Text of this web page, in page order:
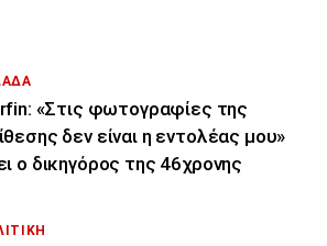
«Στις φωτογραφίες της
δεν είναι η εντολέας μου»
ο δικηγόρος της 46χρονης